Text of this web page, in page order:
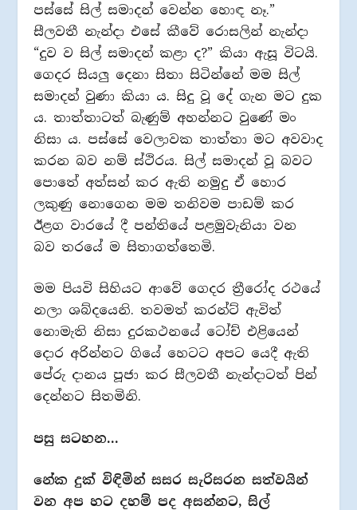
පස්සේ සිල් සමාදන් වෙන්න හොඳ නෑ.”
සීලවතී නැන්දා එසේ කීවේ රොසලින් නැන්දා
“දුව ව සිල් සමාදන් කළා ද?” කියා ඇසූ විටයි.
ගෙදර සියලු දෙනා සිතා සිටින්නේ මම සිල්
සමාදන් වුණා කියා ය. සිදු වූ දේ ගැන මට දුක
ය. තාත්තාටත් බැණුම් අහන්නට වුණේ මං
නිසා ය. පස්සේ වෙලාවක තාත්තා මට අවවාද
කරන බව නම් ස්ථිරය. සිල් සමාදන් වූ බවට
පොතේ අත්සන් කර ඇති නමුදු ඒ හොර
ලකුණු නොගෙන මම තනිවම පාඩම් කර
ඊළග වාරයේ දී පන්තියේ පළමුවැනියා වන
බව තරයේ ම සිතාගත්තෙමි.
මම පියවි සිහියට ආවේ ගෙදර ත්‍රීරෝද රථයේ
නලා ශබ්දයෙනි. තවමත් කරන්ට් ඇවිත්
නොමැති නිසා දුරකථනයේ ටෝච් එළියෙන්
දොර අරින්නට ගියේ හෙටට අපට යෙදී ඇති
පේරු දානය පූජා කර සීලවතී නැන්දාටත් පින්
දෙන්නට සිතමිනි.
පසු සටහන…
නේක දුක් විඳිමින් සසර සැරිසරන සත්වයින්
වන අප හට දහම් පද අසන්නට, සිල්